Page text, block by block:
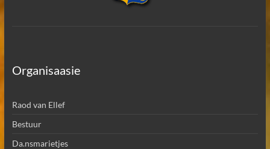
Organisaasie
Raod van Ellef
Bestuur
Da.nsmarietjes